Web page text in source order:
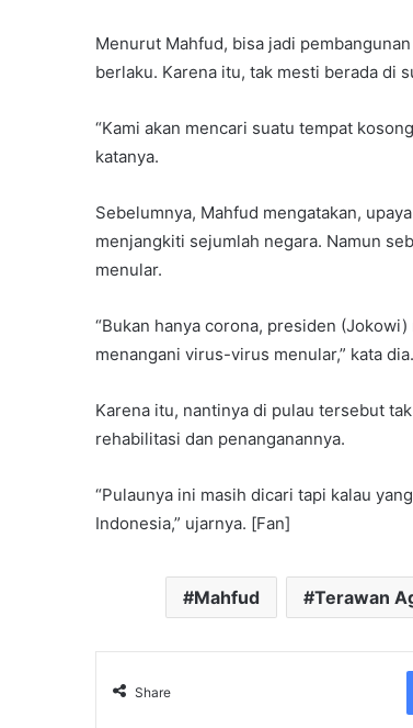
Menurut Mahfud, bisa jadi
berlaku. Karena itu, tak mesti berada di
“Kami akan mencari suatu tempat
katanya.
Sebelumnya, Mahfud mengatakan,
menjangkiti sejumlah negara. Namun
menular.
“Bukan hanya corona, presiden
menangani virus-virus menular,” kata dia.
Karena itu, nantinya di pulau tersebut
rehabilitasi dan penanganannya.
“Pulaunya ini masih dicari tapi kalau
Indonesia,” ujarnya. [Fan]
Mahfud Terawan
Share